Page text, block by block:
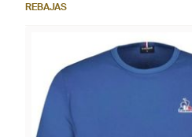
REBAJAS